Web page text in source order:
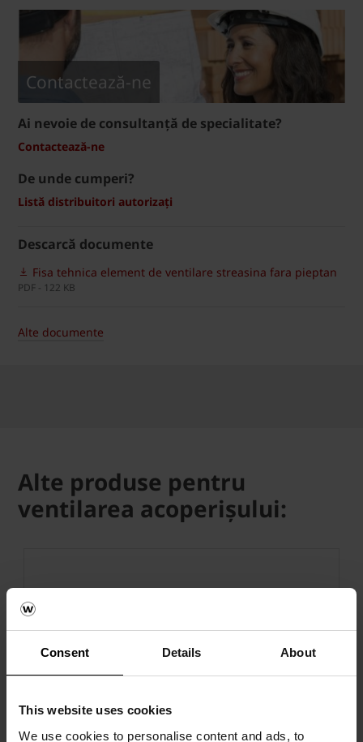
Consent Details About
This website uses cookies
We use cookies to personalise content and ads, to
Contactează-ne
Ai nevoie de consultanță de specialitate?
Contactează-ne
De unde cumperi?
Listă distribuitori autorizați
Descarcă documente
Fisa tehnica element de ventilare streasina fara pieptan
PDF - 122 KB
Alte documente
Alte produse pentru
ventilarea acoperișului: